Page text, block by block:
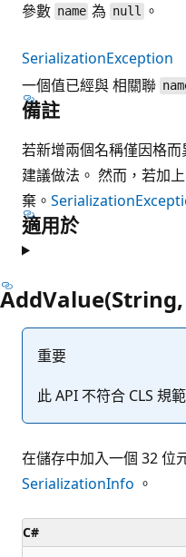
參數 name 為 null 。
SerializationException
一個值已經與 相關聯
備註
若新增兩個名稱僅因格
建議做法。 然而，若加
棄。
適用於
重要
此 API 不符合 CLS 規範
在儲存中加入一個 32 位
SerializationInfo 。
C#